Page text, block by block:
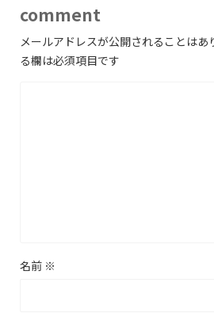
comment
メールアドレスが公開されることはあ
る欄は必須項目です
名前 ※